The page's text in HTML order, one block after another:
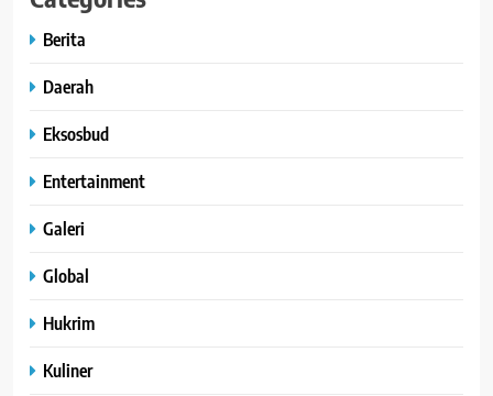
Berita
Daerah
Eksosbud
Entertainment
Galeri
Global
Hukrim
Kuliner